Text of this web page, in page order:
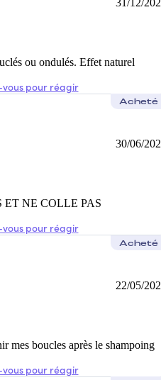
ou ondulés. Effet naturel
pour réagir
Acheté
30/06/
ET NE COLLE PAS
pour réagir
Acheté
22/05/
mes boucles après le shampoing
pour réagir